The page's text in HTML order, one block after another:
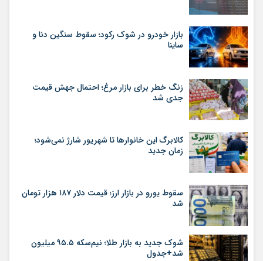
بازار خودرو در شوک رکود؛ سقوط سنگین دنا و
ساینا
زنگ خطر برای بازار مرغ؛ احتمال جهش قیمت
جدی شد
کالابرگ این خانوارها تا شهریور شارژ نمی‌شود؛
زمان جدید
سقوط یورو در بازار ارز؛ قیمت دلار ۱۸۷ هزار تومان
شد
شوک جدید به بازار طلا؛ نیم‌سکه ۹۵.۵ میلیون
شد+جدول